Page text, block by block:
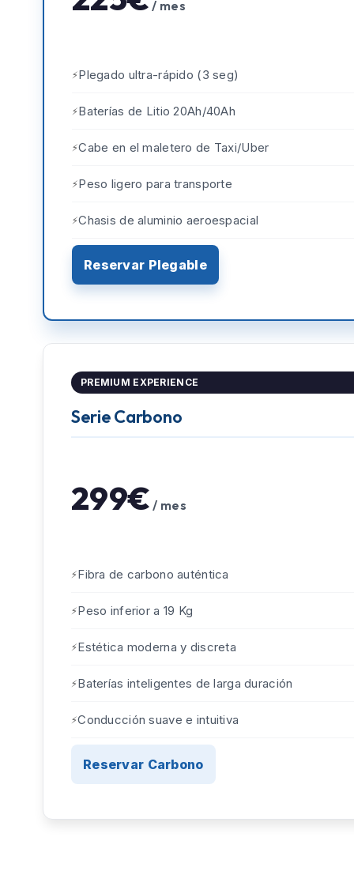
/ mes
Plegado ultra-rápido (3 seg)
Baterías de Litio 20Ah/40Ah
Cabe en el maletero de Taxi/Uber
Peso ligero para transporte
Chasis de aluminio aeroespacial
Reservar Plegable
PREMIUM EXPERIENCE
Serie Carbono
299€ / mes
Fibra de carbono auténtica
Peso inferior a 19 Kg
Estética moderna y discreta
Baterías inteligentes de larga duración
Conducción suave e intuitiva
Reservar Carbono